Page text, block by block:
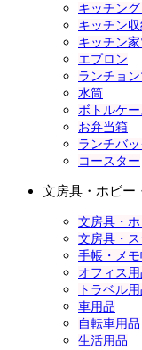
キッチン
キッチン収
キッチン
エプロン
ランチョ
水筒
ボトルケ
お弁当箱
ランチバ
コースター
文房具・ホビー
文房具・
文房具・
手帳・メ
オフィス用
トラベル
車用品
自転車用品
生活用品